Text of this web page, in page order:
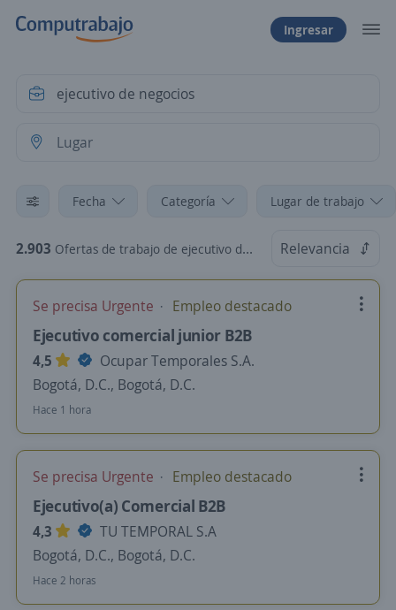
Ingresar
Fecha Categoría Lugar de trabajo
2.903 Ofertas de trabajo de ejecutivo de negocios Relevancia
Se precisa Urgente Empleo destacado
Ejecutivo comercial junior B2B
4,5
Ocupar Temporales S.A.
Bogotá, D.C., Bogotá, D.C.
Hace 1 hora
Se precisa Urgente Empleo destacado
Ejecutivo(a) Comercial B2B
4,3
TU TEMPORAL S.A
Bogotá, D.C., Bogotá, D.C.
Hace 2 horas